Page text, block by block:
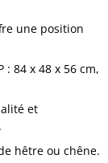
une position
: 84 x 48 x 56 cm,
et
hêtre ou chêne.